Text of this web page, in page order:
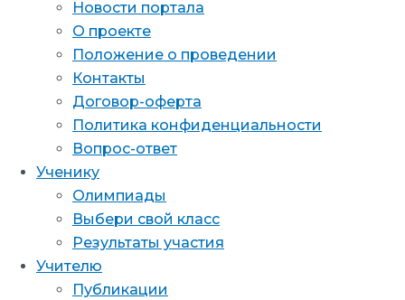
Новости портала
О проекте
Положение о проведении
Контакты
Договор-оферта
Политика конфиденциальности
Вопрос-ответ
Ученику
Олимпиады
Выбери свой класс
Результаты участия
Учителю
Публикации